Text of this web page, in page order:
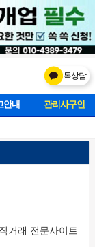
톡상담
안내 관리사구인
거래 전문사이트